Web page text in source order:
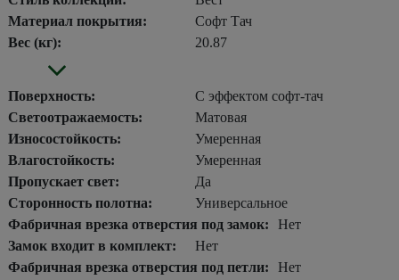
Материал покрытия:
Софт Тач
Вес (кг):
20.87
Поверхность:
С эффектом софт-тач
Светоотражаемость:
Матовая
Износостойкость:
Умеренная
Влагостойкость:
Умеренная
Пропускает свет:
Да
Сторонность полотна:
Универсальное
Фабричная врезка отверстия под замок:
Нет
Замок входит в комплект:
Нет
Фабричная врезка отверстия под петли:
Нет